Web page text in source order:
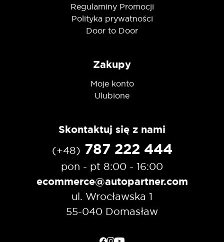
Regulaminy Promocji
Polityka prywatności
Door to Door
Zakupy
Moje konto
Ulubione
Skontaktuj się z nami
(+48) 787 222 444
pon - pt 8:00 - 16:00
ecommerce@autopartner.com
ul. Wrocławska 1
55-040 Domasław